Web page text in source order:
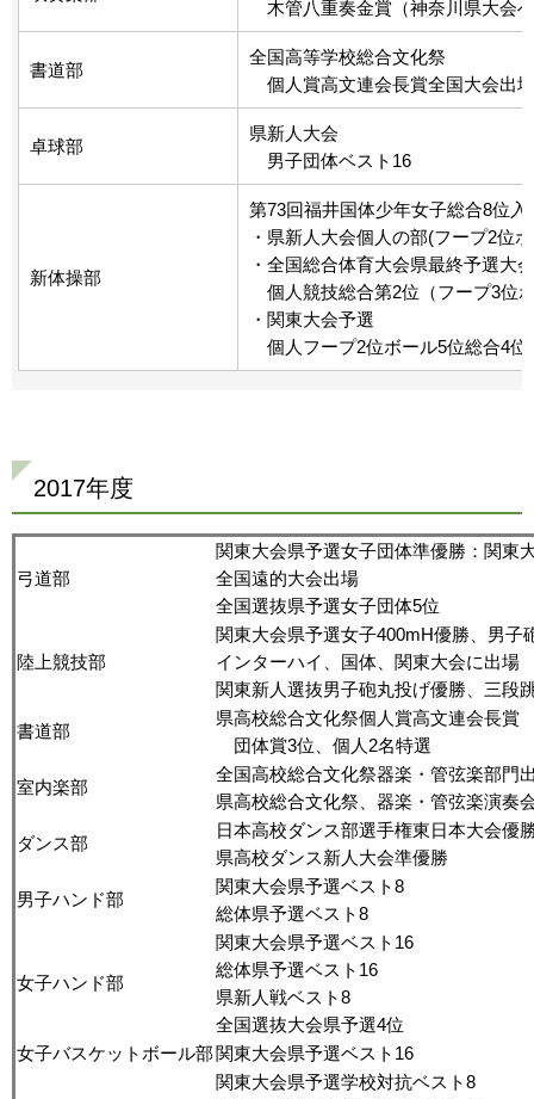
木管八重奏金賞（神奈川県大会
書道部
全国高等学校総合文化祭
個人賞高文連会長賞全国大会出場
卓球部
県新人大会
男子団体ベスト16
新体操部
第73回福井国体少年女子総合8位
・県新人大会個人の部(フープ2位
・全国総合体育大会県最終予選大
個人競技総合第2位（フープ3位
・関東大会予選
個人フープ2位ボール5位総合4位
2017年度
弓道部
関東大会県予選女子団体準優勝：関東
全国遠的大会出場
全国選抜県予選女子団体5位
陸上競技部
関東大会県予選女子400mH優勝、男子
インターハイ、国体、関東大会に出場
関東新人選抜男子砲丸投げ優勝、三段
書道部
県高校総合文化祭個人賞高文連会長賞
団体賞3位、個人2名特選
室内楽部
全国高校総合文化祭器楽・管弦楽部門
県高校総合文化祭、器楽・管弦楽演奏
ダンス部
日本高校ダンス部選手権東日本大会優
県高校ダンス新人大会準優勝
男子ハンド部
関東大会県予選ベスト8
総体県予選ベスト8
女子ハンド部
関東大会県予選ベスト16
総体県予選ベスト16
県新人戦ベスト8
全国選抜大会県予選4位
女子バスケットボール部 関東大会県予選ベスト16
関東大会県予選学校対抗ベスト8